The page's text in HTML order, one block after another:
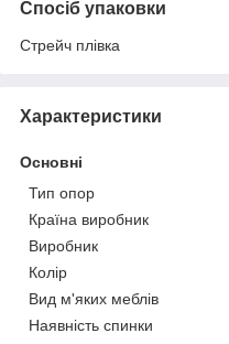
Спосіб упаковки
Стрейч плівка
Характеристики
Основні
Тип опор
Країна виробник
Виробник
Колір
Вид м'яких меблів
Наявність спинки